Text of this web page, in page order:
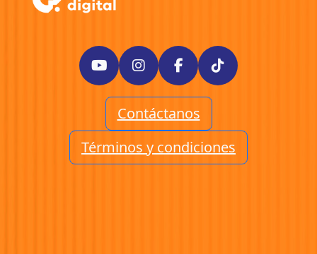
Contáctanos
Términos y condiciones